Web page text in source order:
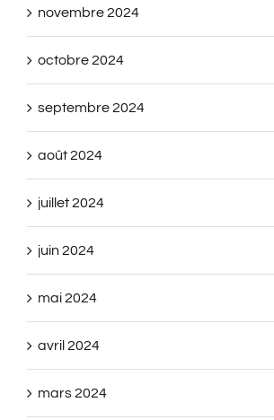
novembre 2024
octobre 2024
septembre 2024
août 2024
juillet 2024
juin 2024
mai 2024
avril 2024
mars 2024